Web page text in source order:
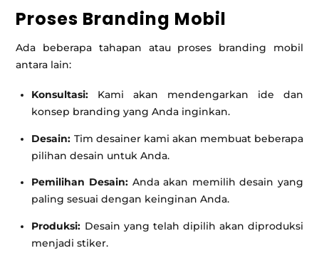
Proses Branding Mobil
Ada beberapa tahapan atau proses branding mobil
antara lain:
Konsultasi: Kami akan mendengarkan ide dan
konsep branding yang Anda inginkan.
Desain: Tim desainer kami akan membuat beberapa
pilihan desain untuk Anda.
Pemilihan Desain: Anda akan memilih desain yang
paling sesuai dengan keinginan Anda.
Produksi: Desain yang telah dipilih akan diproduksi
menjadi stiker.